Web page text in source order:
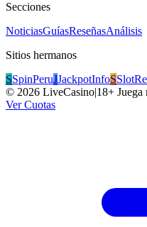
Secciones
NoticiasGuíasReseñasAnálisis
Sitios hermanos
SSpinPeruJJackpotInfoS
© 2026 LiveCasino|18+ Juega
Ver Cuotas